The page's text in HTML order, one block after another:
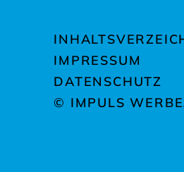
IMPRESSUM
DATENSCHUTZ
© IMPULS